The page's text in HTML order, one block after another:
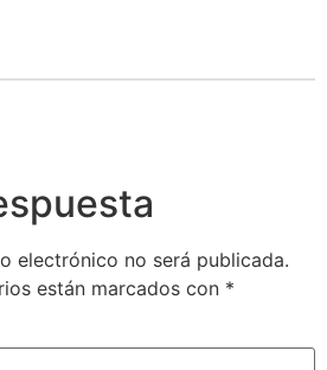
electrónico no será publicada.
están marcados con *